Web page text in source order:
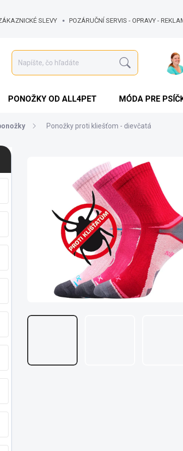
SLEVY POZÁRUČNÍ SERVIS - OPRAVY -
Hľadať
PONOŽKY OD ALL4PET MÓDA PRE
Ponožky proti kliešťom - dievčatá